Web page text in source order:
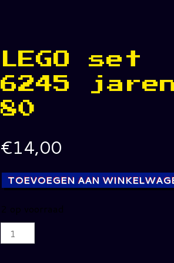
LEGO set
6245
80
€14,00
TOEVOEGEN AAN
2 op voorraad
LEGO
set